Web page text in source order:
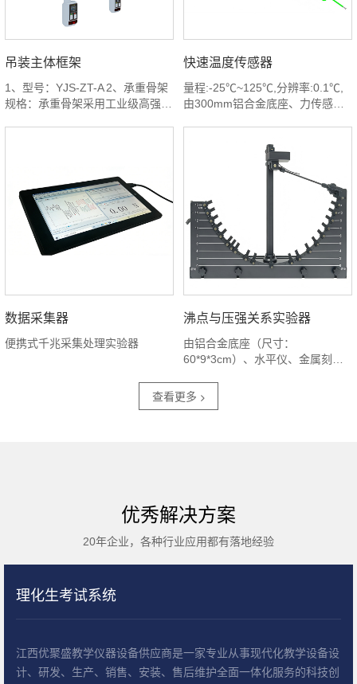
吊装主体框架
1、型号：YJS-ZT-A 2、承重骨架
规格：承重骨架采用工业级高强度
快速温度传感器
量程:-25℃~125℃,分辨率:0.1℃,
由300mm铝合金底座、力传感器
棒）、金属棒固定支架、防护挡板
及配件构成，方便配合力传感器
数据采集器
便携式千兆采集处理实验器
沸点与压强关系实验器
由铝合金底座（尺寸：
60*9*3cm）、水平仪、金属刻度
17个挡光片、摆锤、摆杆、固定螺
栓、机械能守恒实验系统组成
查看更多
优秀解决方案
20年企业，各种行业应用都有落地经验
理化生考试系统
江西优聚盛教学仪器设备供应商是一家专业从事现代化教学设备设
计、研发、生产、销售、安装、售后维护全面一体化服务的科技创